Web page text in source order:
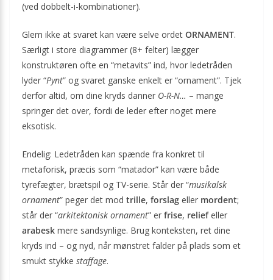
(ved dobbelt-i-kombinationer).
Glem ikke at svaret kan være selve ordet ORNAMENT.
Særligt i store diagrammer (8+ felter) lægger
konstruktøren ofte en “metavits” ind, hvor ledetråden
lyder “Pynt” og svaret ganske enkelt er “ornament”. Tjek
derfor altid, om dine kryds danner O-R-N… – mange
springer det over, fordi de leder efter noget mere
eksotisk.
Endelig: Ledetråden kan spænde fra konkret til
metaforisk, præcis som “matador” kan være både
tyrefægter, brætspil og TV-serie. Står der “musikalsk
ornament” peger det mod trille, forslag eller mordent;
står der “arkitektonisk ornament” er frise, reliefeller
arabesk mere sandsynlige. Brug konteksten, ret dine
kryds ind – og nyd, når mønstret falder på plads som et
smukt stykke staffage.